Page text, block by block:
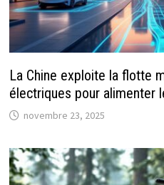
La Chine exploite la flotte
électriques pour alimenter
novembre 23, 2025